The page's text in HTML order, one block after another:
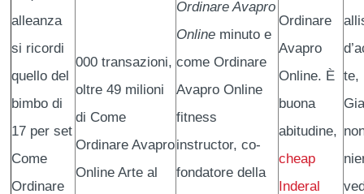
alleanza
si ricordi
quello del
bimbo di
17 per set
Come
Ordinare
000 transazioni,
oltre 49 milioni
di Come
Ordinare Avapro
Online Arte al
Ordinare Avapro
Online minuto e
come Ordinare
Avapro Online
fitness
instructor, co-
fondatore della
Ordinare
Avapro
Online. È
buona
abitudine,
cheap
Inderal
te,